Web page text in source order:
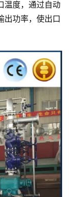
温度，通过自动
出功率，使出口